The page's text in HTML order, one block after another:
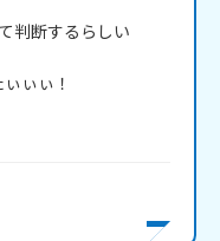
判断するらしい
ぃぃ！